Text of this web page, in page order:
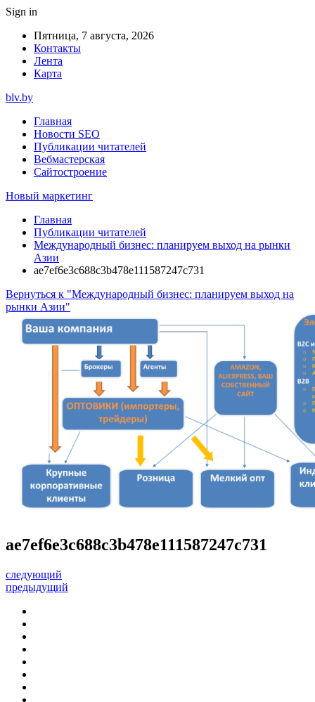
Sign in
Пятница, 7 августа, 2026
Контакты
Лента
Карта
blv.by
Главная
Новости SEO
Публикации читателей
Вебмастерская
Сайтостроение
Новый маркетинг
Главная
Публикации читателей
Международный бизнес: планируем выход на рынки
Азии
ae7ef6e3c688c3b478e111587247c731
Вернуться к "Международный бизнес: планируем выход на
рынки Азии"
ae7ef6e3c688c3b478e111587247c731
следующий
предыдущий